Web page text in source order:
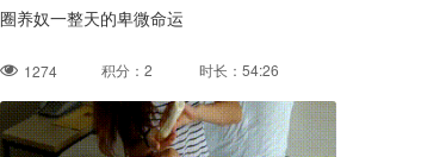
圈养奴一整天的卑微命运
1274 积分：2 时长：54:26